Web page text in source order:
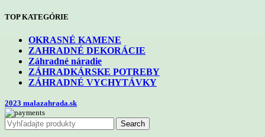
TOP KATEGÓRIE
OKRASNÉ KAMENE
ZAHRADNÉ DEKORÁCIE
Záhradné náradie
ZÁHRADKÁRSKE POTREBY
ZÁHRADNÉ VYCHYTÁVKY
2023 malazahrada.sk
Search